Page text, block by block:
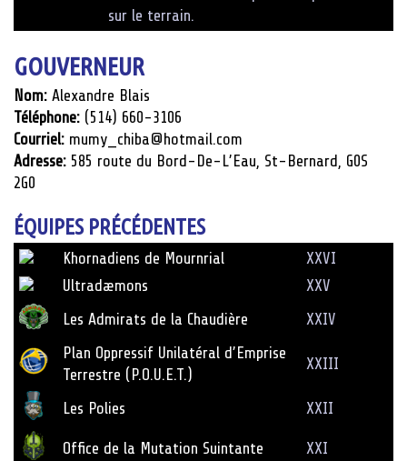
sur le terrain.
GOUVERNEUR
Nom: Alexandre Blais
Téléphone: (514) 660-3106
Courriel: mumy_chiba@hotmail.com
Adresse: 585 route du Bord-De-L’Eau, St-Bernard, G0S
2G0
ÉQUIPES PRÉCÉDENTES
Khornadiens de Mournrial
XXVI
Ultradæmons
XXV
Les Admirats de la Chaudière
XXIV
Plan Oppressif Unilatéral d’Emprise
Terrestre (P.O.U.E.T.)
XXIII
Les Polies XXII
Office de la Mutation Suintante
XXI